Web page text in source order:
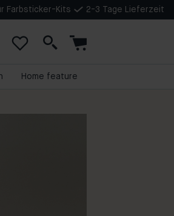
Farbsticker-Kits 2-3 Tage Lieferzeit
Home feature